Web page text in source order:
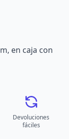
en caja con
Devoluciones
fáciles